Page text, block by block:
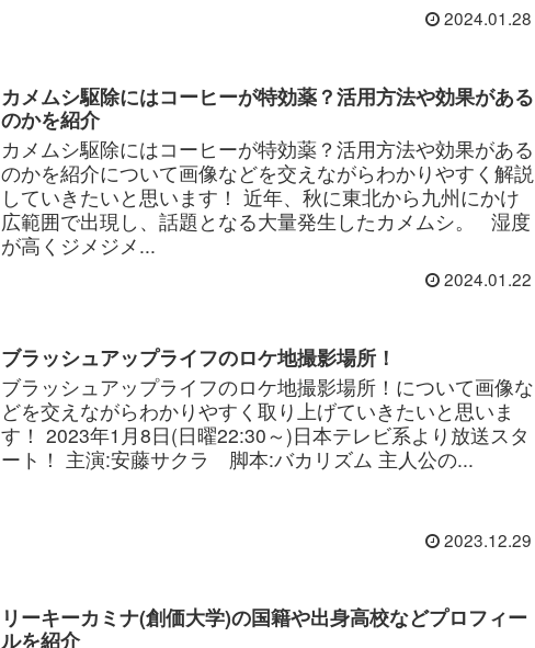
2024.01.28
カメムシ駆除にはコーヒーが特効薬？活用方法や効果がある
のかを紹介
カメムシ駆除にはコーヒーが特効薬？活用方法や効果がある
のかを紹介について画像などを交えながらわかりやすく解説
していきたいと思います！ 近年、秋に東北から九州にかけ
広範囲で出現し、話題となる大量発生したカメムシ。 湿度
が高くジメジメ...
2024.01.22
ブラッシュアップライフのロケ地撮影場所！
ブラッシュアップライフのロケ地撮影場所！について画像な
どを交えながらわかりやすく取り上げていきたいと思いま
す！ 2023年1月8日(日曜22:30～)日本テレビ系より放送スタ
ート！ 主演:安藤サクラ 脚本:バカリズム 主人公の...
2023.12.29
リーキーカミナ(創価大学)の国籍や出身高校などプロフィー
ルを紹介